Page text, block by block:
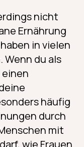
nicht
Ernährung
in vielen
Wenn du als
häufig
durch
mit
wie Frauen